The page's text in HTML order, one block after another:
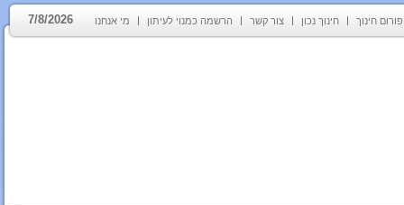
פורום חינוך חינוך נכון צור קשר הרשמה כמנוי לעיתון מי אנחנו 7/8/2026